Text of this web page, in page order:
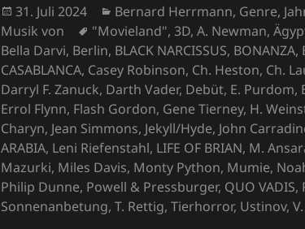
Veröffentlicht
am
31. Juli 2024 Kategorien
Bernard Herrmann, Genre,
Musik von
Schlagwörter
"Movieland", 3D,A. Newman,
Bella Darvi, Berlin, BLACK NARCISSUS, BONANZA,
CASABLANCA, Casey Robinson, Ch. Heston, Ch.
Darryl F. Zanuck, Darth Vader, Debüt, E. Purdom,
Errol Flynn, Flash Gordon, Gene Tierney, H.
Charyn, Jean Simmons, Jekyll/Hyde, John
ARABIA, Leni Riefenstahl, LIFE OF BRIAN, M.
Mazurki, Miles Davis, Monty Python, Mumie,
Philip Dunne, Powell & Pressburger, QUO VADIS,
Sonnenanbetung,T. Rettig,Tierhorror, Ustinov,